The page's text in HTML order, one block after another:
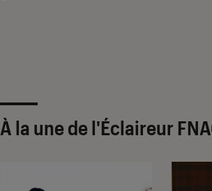
À la une de l'Éclaireur